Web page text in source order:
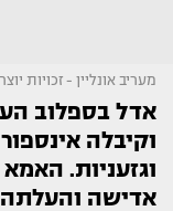
מעריב אונליין - זכויות
אדל בספלוב
וקיבלה
וגזעניות.
אדישה